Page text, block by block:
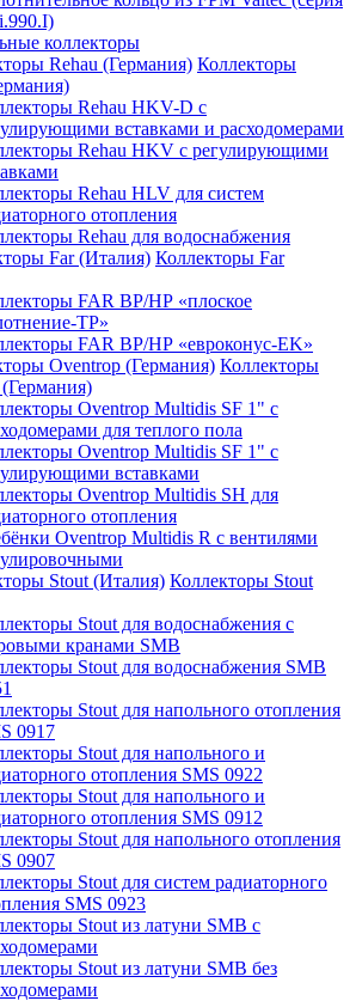
коллекторы
Коллекторы
Rehau HKV-D с
вставками и расходомерами
Rehau HKV с регулирующими
Rehau HLV для систем
отопления
Rehau для водоснабжения
Коллекторы Far
FAR ВР/НР «плоское
TP»
FAR ВР/НР «евроконус-EK»
Коллекторы
Oventrop Multidis SF 1" с
для теплого пола
Oventrop Multidis SF 1" с
вставками
Oventrop Multidis SH для
отопления
Oventrop Multidis R с вентилями
Коллекторы Stout
Stout для водоснабжения с
кранами SMB
Stout для водоснабжения SMB
Stout для напольного отопления
0917
Stout для напольного и
отопления SMS 0922
Stout для напольного и
отопления SMS 0912
Stout для напольного отопления
0907
Stout для систем радиаторного
SMS 0923
Stout из латуни SMB с
Stout из латуни SMB без